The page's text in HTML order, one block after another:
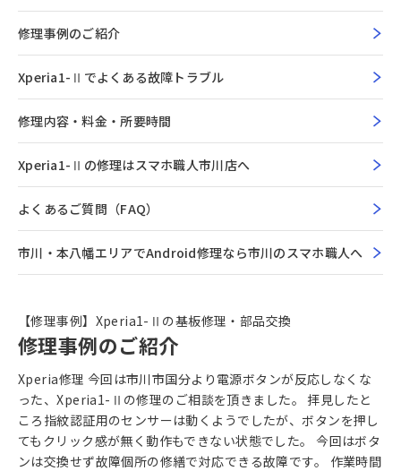
修理事例のご紹介
Xperia1-Ⅱでよくある故障トラブル
修理内容・料金・所要時間
Xperia1-Ⅱの修理はスマホ職人市川店へ
よくあるご質問（FAQ）
市川・本八幡エリアでAndroid修理なら市川のスマホ職人へ
【修理事例】Xperia1-Ⅱの基板修理・部品交換
修理事例のご紹介
Xperia修理 今回は市川市国分より電源ボタンが反応しなくな
った、Xperia1-Ⅱの修理のご相談を頂きました。 拝見したと
ころ指紋認証用のセンサーは動くようでしたが、ボタンを押し
てもクリック感が無く動作もできない状態でした。 今回はボタ
ンは交換せず故障個所の修繕で対応できる故障です。 作業時間